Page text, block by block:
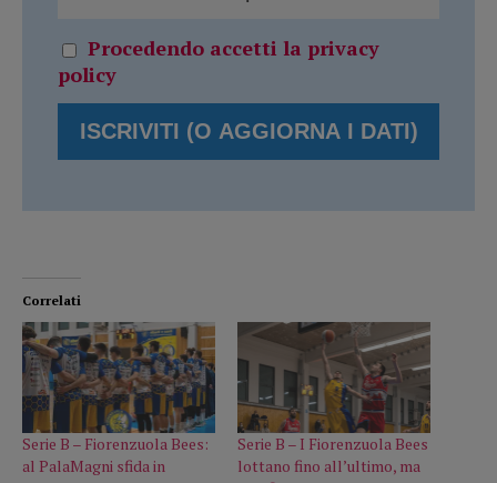
Procedendo accetti la privacy
policy
Correlati
Serie B – Fiorenzuola Bees:
al PalaMagni sfida in
Serie B – I Fiorenzuola Bees
lottano fino all’ultimo, ma